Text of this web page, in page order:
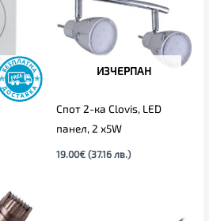
ИЗЧЕРПАН
Спот 2-ка Clovis, LED
панел, 2 х5W
19.00€ (37.16 лв.)